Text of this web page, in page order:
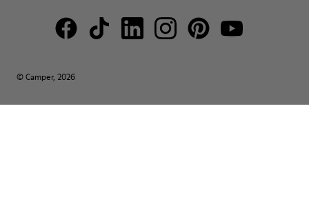
© Camper, 2026